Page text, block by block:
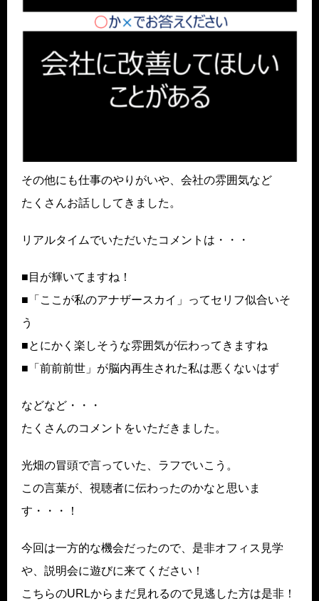
その他にも仕事のやりがいや、会社の雰囲気など
たくさんお話ししてきました。
リアルタイムでいただいたコメントは・・・
■目が輝いてますね！
■「ここが私のアナザースカイ」ってセリフ似合いそ
う
■とにかく楽しそうな雰囲気が伝わってきますね
■「前前前世」が脳内再生された私は悪くないはず
などなど・・・
たくさんのコメントをいただきました。
光畑の冒頭で言っていた、ラフでいこう。
この言葉が、視聴者に伝わったのかなと思いま
す・・・！
今回は一方的な機会だったので、是非オフィス見学
や、説明会に遊びに来てください！
こちらのURLからまだ見れるので見逃した方は是非！